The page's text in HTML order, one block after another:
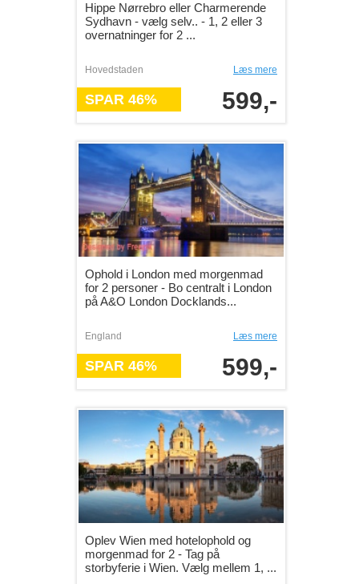
Hippe Nørrebro eller Charmerende
Sydhavn - vælg selv.. - 1, 2 eller 3
overnatninger for 2 ...
Hovedstaden Læs mere
SPAR 46% 599,-
Ophold i London med morgenmad
for 2 personer - Bo centralt i London
på A&O London Docklands...
England Læs mere
SPAR 46% 599,-
Oplev Wien med hotelophold og
morgenmad for 2 - Tag på
storbyferie i Wien. Vælg mellem 1, ...